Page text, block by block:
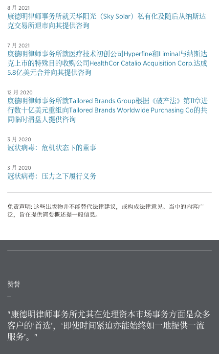
8 月 2021
康德明律师事务所就天华阳光（Sky Solar）私有化及随后从纳斯达
克交易所退市向其提供咨询
7 月 2021
康德明律师事务所就医疗技术初创公司Hyperfine和Liminal与纳斯达
克上市的特殊目的收购公司HealthCor Catalio Acquisition Corp.达成
5.8亿美元合并向其提供咨询
12 月 2020
康德明律师事务所就Tailored Brands Group根据《破产法》第11章进
行数十亿美元重组向Tailored Brands Worldwide Purchasing Co的共
同临时清盘人提供咨询
3 月 2020
冠状病毒：危机状态下的董事
3 月 2020
冠状病毒：压力之下履行义务
免责声明: 这些出版物并不能替代法律建议，或构成法律意见。当中的内容广
泛，旨在提供简要概述提一般信息。
赞誉
"康德明律师事务所尤其在处理资本市场事务方面是众多
客户的‘首选’，‘即使时间紧迫亦能始终如一地提供一流
服务’。"